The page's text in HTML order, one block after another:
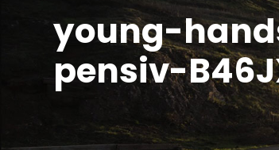
young-
pensiv-